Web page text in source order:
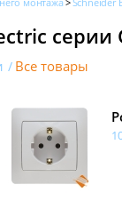
серии
Все товары